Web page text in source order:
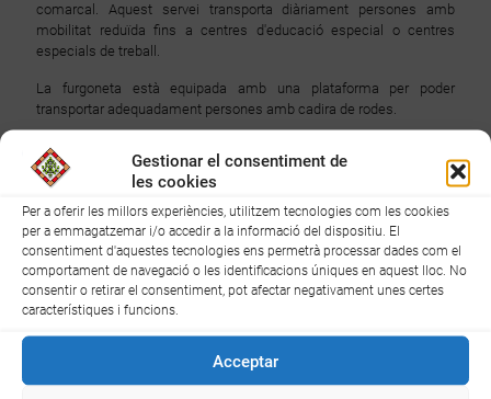
Gestionar el consentiment de
les cookies
Per a oferir les millors experiències, utilitzem tecnologies com les cookies
per a emmagatzemar i/o accedir a la informació del dispositiu. El
consentiment d'aquestes tecnologies ens permetrà processar dades com el
comportament de navegació o les identificacions úniques en aquest lloc. No
consentir o retirar el consentiment, pot afectar negativament unes certes
característiques i funcions.
Acceptar
comarcal. Aquest servei transporta diàriament persones amb
mobilitat reduïda fins a centres d'educació especial o centres
especials de treball.
La furgoneta està equipada amb una plataforma per poder
transportar adequadament persones amb cadira de rodes.
Aquesta furgoneta s'ha pogut adquirir gràcies a la subvenció de la
Diputació de Tarragona en base al conveni marc de col·laboració
entre ambdues Institucions, amb un ajut de Diputació de 30.544,40
euros.
Compartir 0